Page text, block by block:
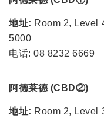
地址: Room 2, Level
5000
电话: 08 8232 6669
阿德莱德 (CBD②)
地址: Room 2, Level